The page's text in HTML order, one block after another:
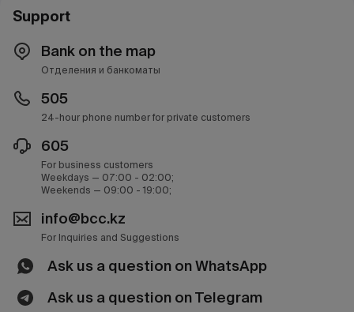
Support
Bank on the map
Отделения и банкоматы
505
24-hour phone number for private customers
605
For business customers
Weekdays — 07:00 - 02:00;
Weekends — 09:00 - 19:00;
info@bcc.kz
For Inquiries and Suggestions
Ask us a question on WhatsApp
Ask us a question on Telegram